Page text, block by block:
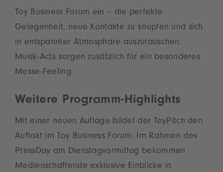
Toy Business Forum ein – die perfekte
Gelegenheit, neue Kontakte zu knüpfen und sich
in entspannter Atmosphäre auszutauschen.
Musik-Acts sorgen zusätzlich für ein besonderes
Messe-Feeling.
Weitere Programm-Highlights
Mit einer neuen Auflage bildet der ToyPitch den
Auftakt im Toy Business Forum. Im Rahmen des
PressDay am Dienstagvormittag bekommen
Medienschaffende exklusive Einblicke in